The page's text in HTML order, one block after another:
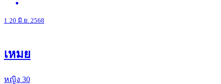
1 20 มิ.ย. 2568
เหมย
หญิง 30